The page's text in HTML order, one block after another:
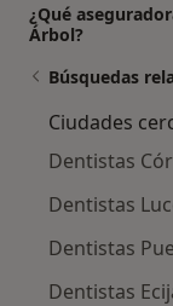
¿Qué
Árbol?
Búsquedas
Ciudades
Dentistas
Dentistas
Dentistas
Dentistas